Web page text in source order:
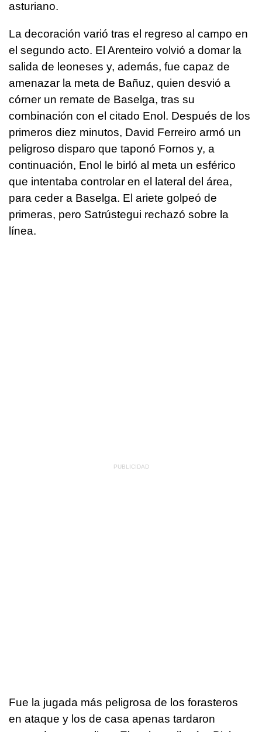
asturiano.
La decoración varió tras el regreso al campo en
el segundo acto. El Arenteiro volvió a domar la
salida de leoneses y, además, fue capaz de
amenazar la meta de Bañuz, quien desvió a
córner un remate de Baselga, tras su
combinación con el citado Enol. Después de los
primeros diez minutos, David Ferreiro armó un
peligroso disparo que taponó Fornos y, a
continuación, Enol le birló al meta un esférico
que intentaba controlar en el lateral del área,
para ceder a Baselga. El ariete golpeó de
primeras, pero Satrústegui rechazó sobre la
línea.
Fue la jugada más peligrosa de los forasteros
en ataque y los de casa apenas tardaron